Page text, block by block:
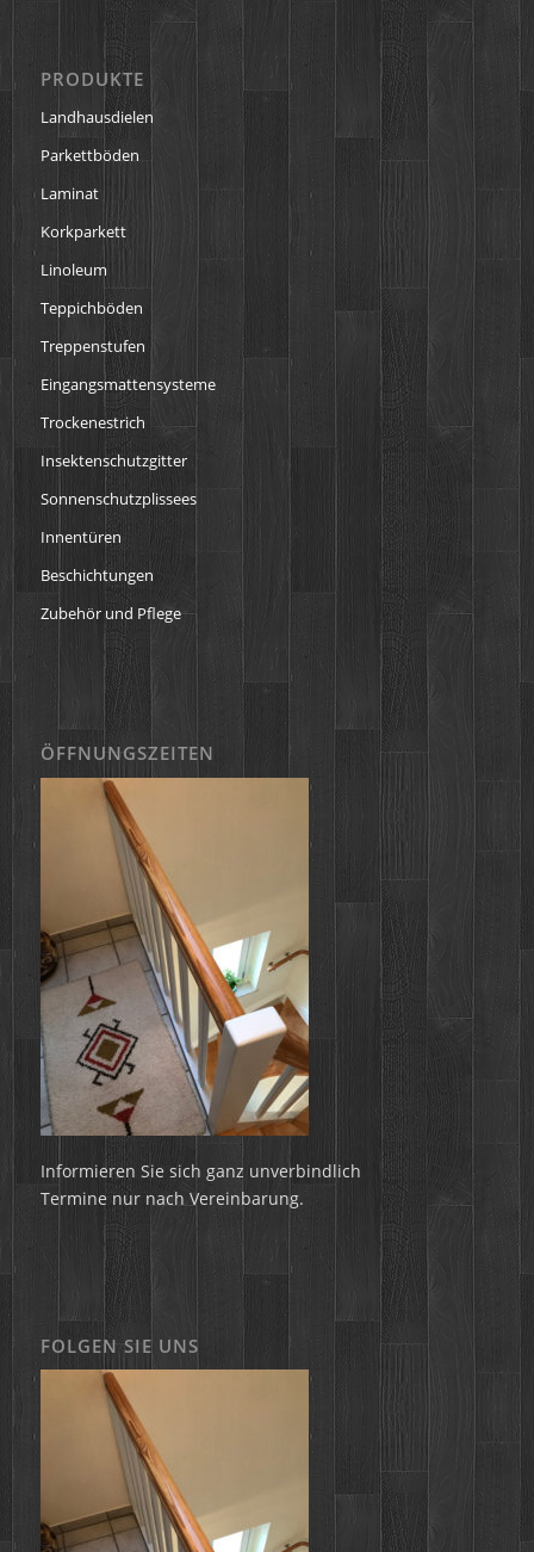
PRODUKTE
Landhausdielen
Parkettböden
Laminat
Korkparkett
Linoleum
Teppichböden
Treppenstufen
Eingangsmattensysteme
Trockenestrich
Insektenschutzgitter
Sonnenschutzplissees
Innentüren
Beschichtungen
Zubehör und Pflege
ÖFFNUNGSZEITEN
Informieren Sie sich ganz unverbindlich
Termine nur nach Vereinbarung.
FOLGEN SIE UNS